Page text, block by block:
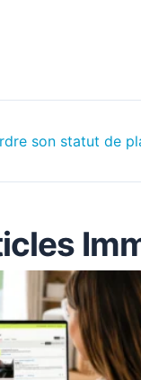
son statut de